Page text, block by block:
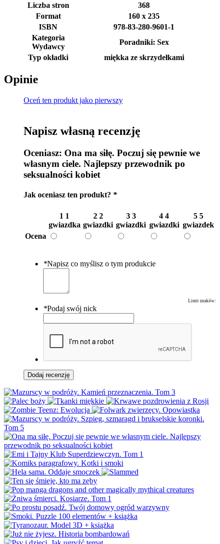
Liczba stron
368
Format
160 x 235
ISBN
978-83-280-9601-1
Kategoria
Wydawcy
Poradniki: Sex
Typ okładki
miękka ze skrzydełkami
Opinie
Oceń ten produkt jako pierwszy
Napisz własną recenzję
Oceniasz: Ona ma siłę. Poczuj się pewnie we
własnym ciele. Najlepszy przewodnik po
seksualności kobiet
Jak oceniasz ten produkt? *
1 1
gwiazdka
2 2
gwiazdki
3 3
gwiazdki
4 4
gwiazdki
5 5
gwiazdek
Ocena
*Napisz co myślisz o tym produkcie
Limit znaków:
*Podaj swój nick
Dodaj recenzję